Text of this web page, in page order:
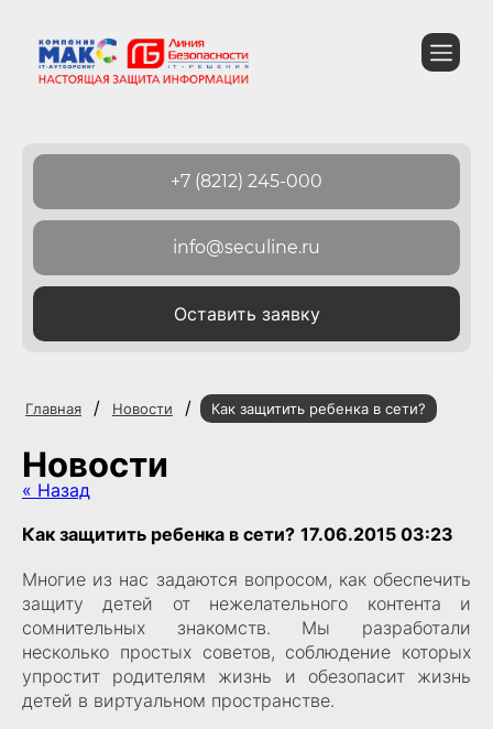
+7 (8212) 245-000
info@seculine.ru
Оставить заявку
Главная / Новости / Как защитить ребенка в сети?
Новости
« Назад
Как защитить ребенка в сети? 17.06.2015 03:23
Многие из нас задаются вопросом, как обеспечить
защиту детей от нежелательного контента и
сомнительных знакомств. Мы разработали
несколько простых советов, соблюдение которых
упростит родителям жизнь и обезопасит жизнь
детей в виртуальном пространстве.